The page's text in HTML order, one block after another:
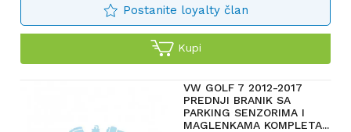
Postanite loyalty član
Kupi
VW GOLF 7 2012-2017
PREDNJI BRANIK SA
PARKING SENZORIMA I
MAGLENKAMA KOMPLETA...